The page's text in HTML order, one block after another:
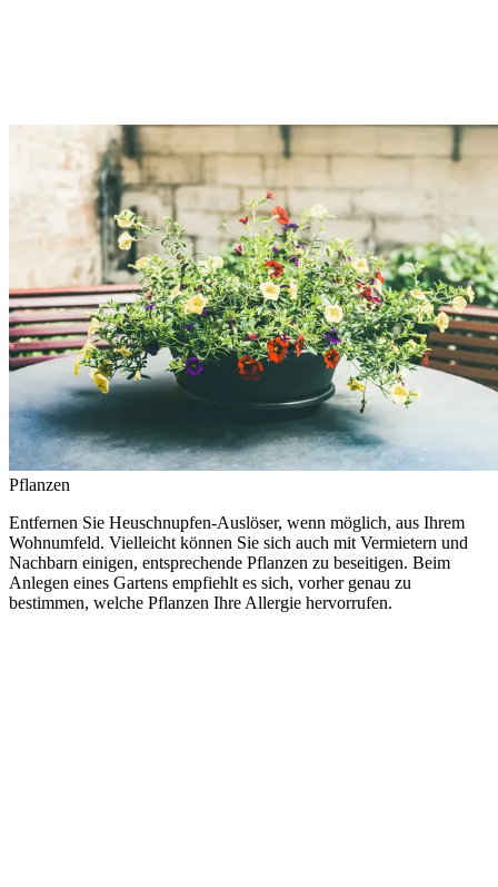
Pflanzen
Entfernen Sie Heuschnupfen-Auslöser, wenn möglich, aus Ihrem
Wohnumfeld. Vielleicht können Sie sich auch mit Vermietern und
Nachbarn einigen, entsprechende Pflanzen zu beseitigen. Beim
Anlegen eines Gartens empfiehlt es sich, vorher genau zu
bestimmen, welche Pflanzen Ihre Allergie hervorrufen.